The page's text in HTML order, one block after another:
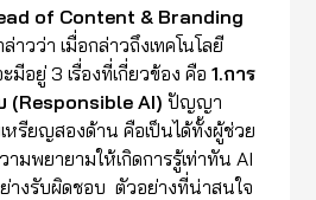
of Content & Branding
ล่าวว่า เมื่อกล่าวถึงเทคโนโลยี
อยู่ 3 เรื่องที่เกี่ยวข้อง คือ1.การ
(Responsible AI) ปัญญา
รียญสองด้าน คือเป็นได้ทั้งผู้ช่วย
มพยายามให้เกิดการรู้เท่าทัน AI
างรับผิดชอบ ตัวอย่างที่น่าสนใจ